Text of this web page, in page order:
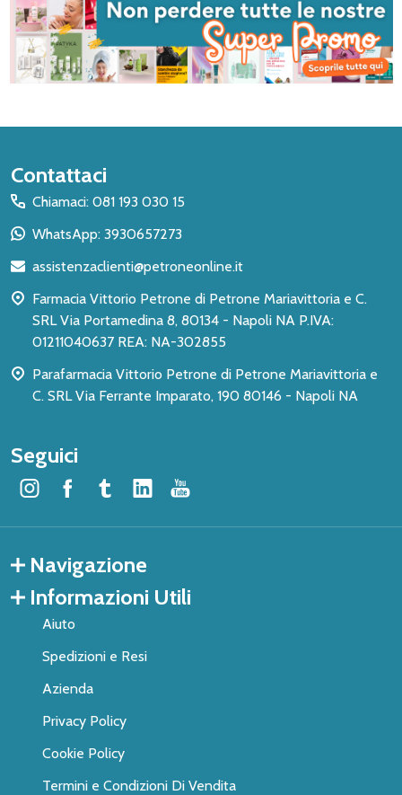
Inizio
del
piè
pagina
Contattaci
Chiamaci: 081 193 030 15
WhatsApp: 3930657273
assistenzaclienti@petroneonline.it
Farmacia Vittorio Petrone di Petrone Mariavittoria e C.
SRL Via Portamedina 8, 80134 - Napoli NA P.IVA:
01211040637 REA: NA-302855
Parafarmacia Vittorio Petrone di Petrone Mariavittoria e
C. SRL Via Ferrante Imparato, 190 80146 - Napoli NA
Seguici
Navigazione
Informazioni Utili
Aiuto
Spedizioni e Resi
Azienda
Privacy Policy
Cookie Policy
Termini e Condizioni Di Vendita